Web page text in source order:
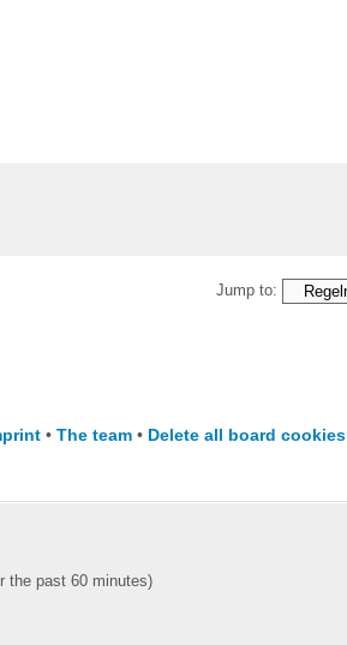
Jump to:
• The team • Delete all board cookies
the past 60 minutes)